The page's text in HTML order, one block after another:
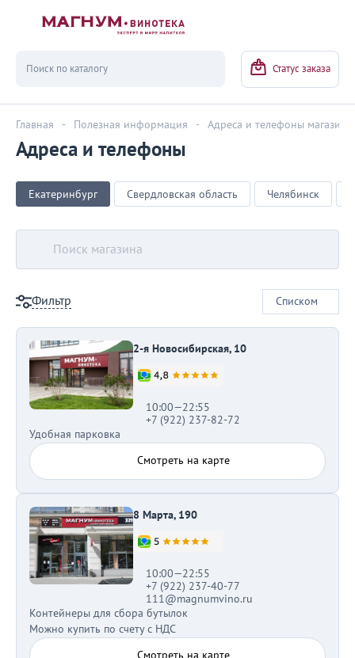
Статус заказа
Главная - Полезная информация - Адреса и телефоны
Адреса и телефоны
Екатеринбург Свердловская область Челябинск
Фильтр Списком
2-я Новосибирская, 10
10:00—22:55
+7 (922) 237-82-72
Удобная парковка
Смотреть на карте
8 Марта, 190
10:00—22:55
+7 (922) 237-40-77
111@magnumvino.ru
Контейнеры для сбора бутылок
Можно купить по счету с НДС
Смотреть на карте